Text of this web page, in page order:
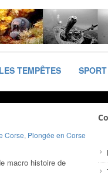
LES TEMPÊTES SPORT
Corse, Plongée en Corse
macro histoire de